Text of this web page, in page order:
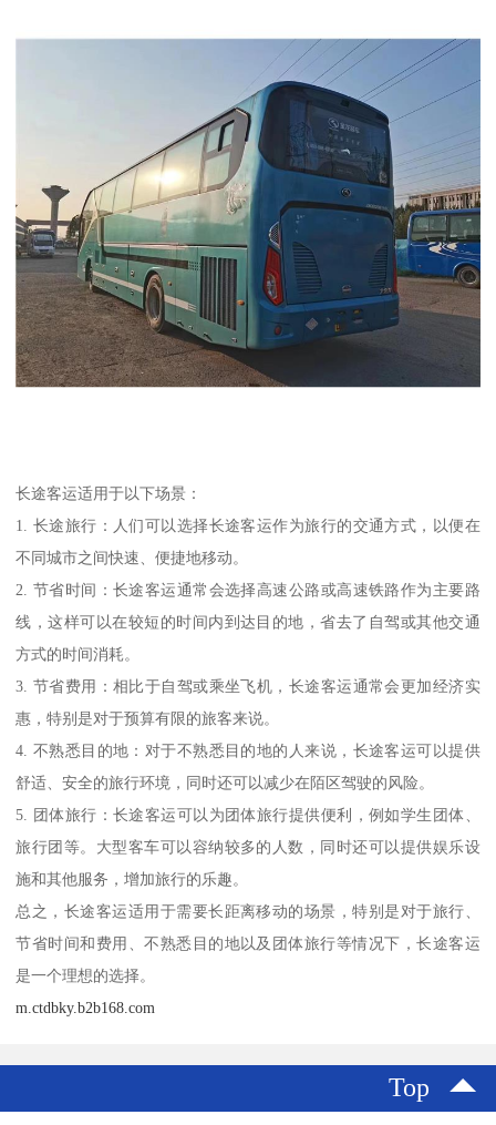
长途客运适用于以下场景：
1. 长途旅行：人们可以选择长途客运作为旅行的交通方式，以便在
不同城市之间快速、便捷地移动。
2. 节省时间：长途客运通常会选择高速公路或高速铁路作为主要路
线，这样可以在较短的时间内到达目的地，省去了自驾或其他交通
方式的时间消耗。
3. 节省费用：相比于自驾或乘坐飞机，长途客运通常会更加经济实
惠，特别是对于预算有限的旅客来说。
4. 不熟悉目的地：对于不熟悉目的地的人来说，长途客运可以提供
舒适、安全的旅行环境，同时还可以减少在陌区驾驶的风险。
5. 团体旅行：长途客运可以为团体旅行提供便利，例如学生团体、
旅行团等。大型客车可以容纳较多的人数，同时还可以提供娱乐设
施和其他服务，增加旅行的乐趣。
总之，长途客运适用于需要长距离移动的场景，特别是对于旅行、
节省时间和费用、不熟悉目的地以及团体旅行等情况下，长途客运
是一个理想的选择。
m.ctdbky.b2b168.com
Top